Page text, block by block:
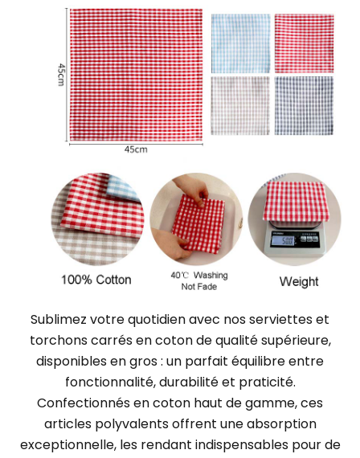
Sublimez votre quotidien avec nos serviettes et
torchons carrés en coton de qualité supérieure,
disponibles en gros : un parfait équilibre entre
fonctionnalité, durabilité et praticité.
Confectionnés en coton haut de gamme, ces
articles polyvalents offrent une absorption
exceptionnelle, les rendant indispensables pour de